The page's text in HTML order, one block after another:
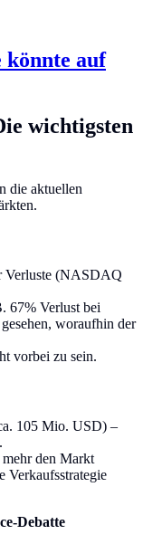
könnte auf
wichtigsten
die aktuellen
Verluste (NASDAQ
67% Verlust bei
woraufhin der
vorbei zu sein.
105 Mio. USD) –
den Markt
Verkaufsstrategie
Debatte